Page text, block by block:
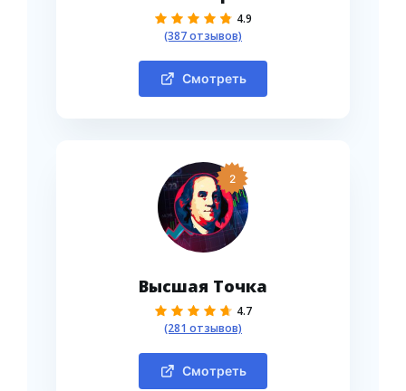
4.9
(387 отзывов)
Смотреть
2
Высшая Точка
4.7
(281 отзывов)
Смотреть